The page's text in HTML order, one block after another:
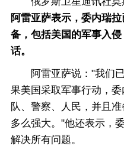
阿雷亚萨表示，委内瑞
备，包括美国的军事入
话。
阿雷亚萨说："我们已
果美国采取军事行动，
队、警察、人民，并且
多么强大。"他还表示，
解决所有问题。